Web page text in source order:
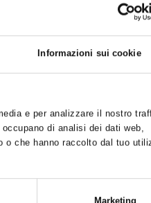
Informazioni sui cookie
e per analizzare il nostro
di analisi dei dati web,
o che hanno raccolto dal tuo
Marketing
Questa camera è dotata